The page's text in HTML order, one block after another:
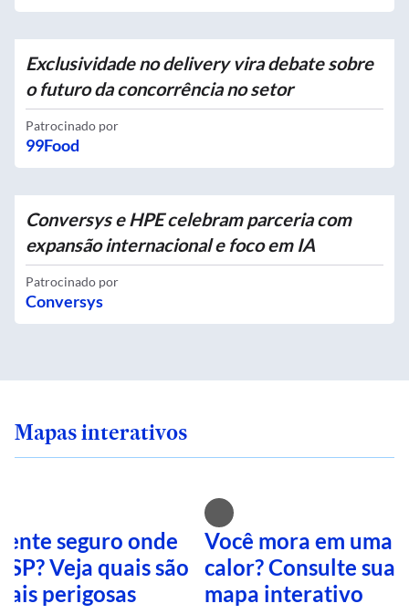
Exclusividade no delivery vira debate sobre
o futuro da concorrência no setor
Patrocinado por
99Food
Conversys e HPE celebram parceria com
expansão internacional e foco em IA
Patrocinado por
Conversys
Mapas interativos
seguro onde
SP? Veja quais são
perigosas
Você mora em uma
calor? Consulte sua
mapa interativo